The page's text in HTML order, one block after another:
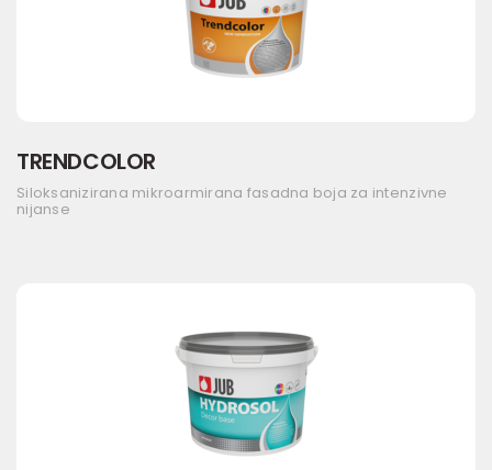
TRENDCOLOR
Siloksanizirana mikroarmirana fasadna boja za intenzivne
nijanse